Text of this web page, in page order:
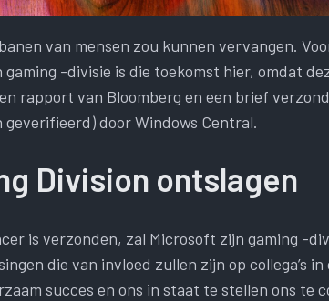
van mensen zou kunnen vervangen.
-divisie is die toekomst hier, omdat
rapport van Bloomberg en een brief
geverifieerd) door Windows Central.
Division ontslagen
is verzonden, zal Microsoft zijn gaming -
die van invloed zullen zijn op collega’s
succes en ons in staat te stellen ons te